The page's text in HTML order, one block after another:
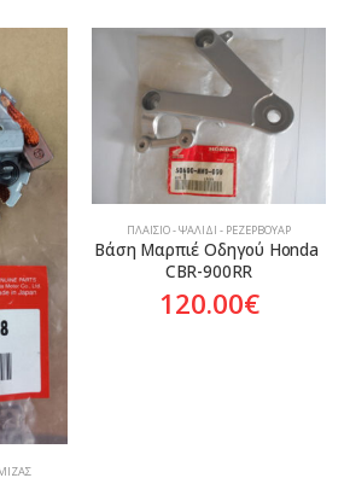
ΠΛΑΊΣΙΟ - ΨΑΛΊΔΙ - ΡΕΖΕΡΒΟΥΆΡ
Βάση Μαρπιέ Οδηγού Honda
CBR-900RR
120.00€